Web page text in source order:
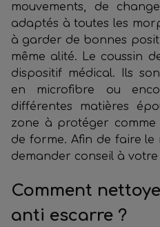
mouvements, de
adaptés à toutes les
à garder de bonnes
même alité. Le coussin
dispositif médical. Ils
en microfibre ou
différentes matières
zone à protéger comme
de forme. Afin de faire le
demander conseil à votre
Comment
anti escarre ?